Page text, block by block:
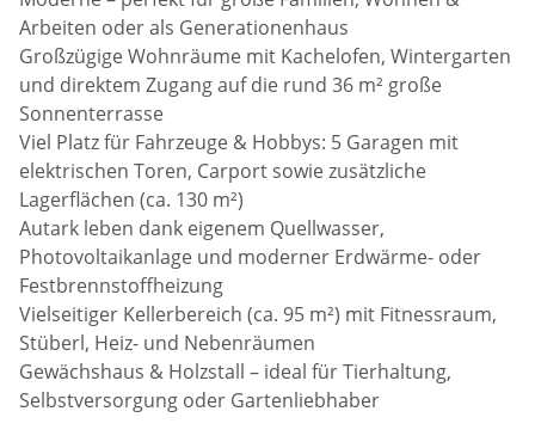
Arbeiten oder als Generationenhaus
Großzügige Wohnräume mit Kachelofen, Wintergarten
und direktem Zugang auf die rund 36 m² große
Sonnenterrasse
Viel Platz für Fahrzeuge & Hobbys: 5 Garagen mit
elektrischen Toren, Carport sowie zusätzliche
Lagerflächen (ca. 130 m²)
Autark leben dank eigenem Quellwasser,
Photovoltaikanlage und moderner Erdwärme- oder
Festbrennstoffheizung
Vielseitiger Kellerbereich (ca. 95 m²) mit Fitnessraum,
Stüberl, Heiz- und Nebenräumen
Gewächshaus & Holzstall – ideal für Tierhaltung,
Selbstversorgung oder Gartenliebhaber